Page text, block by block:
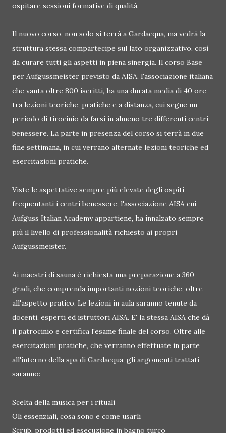
ospitare sessioni formative di qualità.
Il nuovo corso, non solo si terrà a Gardacqua, ma vedrà la
struttura stessa compartecipe sul lato organizzativo, così
da curare tutti gli aspetti in piena sinergia. Il corso Base
per Aufgussmeister previsto da AISA, l'associazione italiana
che vanta oltre 800 iscritti, ha una durata media di 40 ore
tra lezioni teoriche, pratiche e a distanza, cui segue un
periodo di tirocinio da farsi in almeno tre differenti centri
benessere. La parte in presenza del corso si terrà in due
fine settimana, in cui verrano alternate lezioni teoriche ed
esercitazioni pratiche.
Viste le aspettative sempre più elevate degli ospiti
frequentanti i centri benessere, l'associazione AISA cui
Aufguss Italian Academy appartiene, ha innalzato sempre
più il livello di professionalità richiesto ai propri
Aufgussmeister.
Ai maestri di sauna è richiesta una preparazione a 360
gradi, che comprenda importanti nozioni teoriche, oltre
all'aspetto pratico. Le lezioni in aula saranno tenute da
docenti, esperti ed istruttori AISA. E' la stessa AISA che dà
il patrocinio e certifica l'esame finale del corso. Oltre alle
esercitazioni pratiche, che verranno effettuate in parte
all'interno della spa di Gardacqua, gli argomenti trattati
saranno:
Scelta della musica per i rituali
Oli essenziali, cosa sono e come usarli
Scrub, prodotti ed esecuzione in bagno turco